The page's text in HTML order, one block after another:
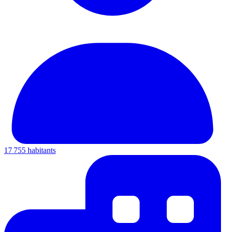
17 755 habitants